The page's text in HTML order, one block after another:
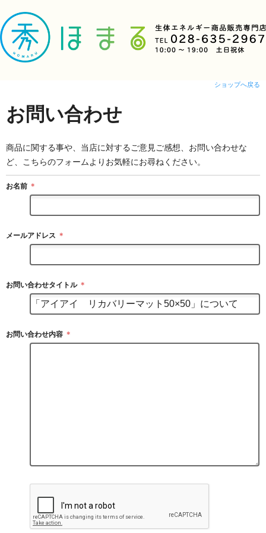
ショップへ戻る
お問い合わせ
商品に関する事や、当店に対するご意見ご感想、お問い合わせな
ど、こちらのフォームよりお気軽にお尋ねください。
お名前 ＊
メールアドレス ＊
お問い合わせタイトル ＊
お問い合わせ内容 ＊